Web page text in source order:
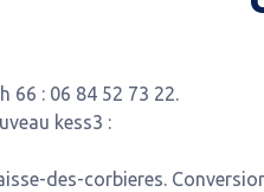
66 : 06 84 52 73 22.
kess3 :
des-corbieres.